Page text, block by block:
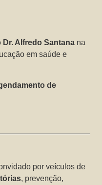
Dr. Alfredo Santana na
em saúde e
de
por veículos de
, prevenção,